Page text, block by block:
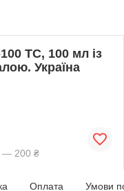
ТС, 100 мл із
Україна
— 200 ₴
Оплата Умови